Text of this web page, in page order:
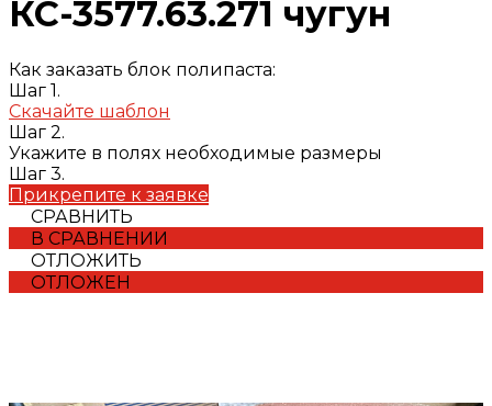
КС-3577.63.271 чугун
Как заказать блок полипаста:
Шаг 1.
Скачайте шаблон
Шаг 2.
Укажите в полях необходимые размеры
Шаг 3.
Прикрепите к заявке
СРАВНИТЬ
В СРАВНЕНИИ
ОТЛОЖИТЬ
ОТЛОЖЕН